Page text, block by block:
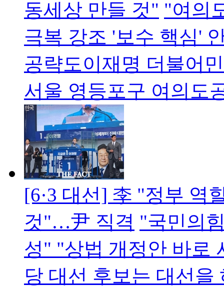
동세상 만들 것" "여의
극복 강조 '보수 핵심'
공략도이재명 더불어
서울 영등포구 여의도
[6·3 대선] 李 "정부 역
것"…尹 직격 "국민의
성" "상법 개정안 바로
당 대선 후보는 대선을